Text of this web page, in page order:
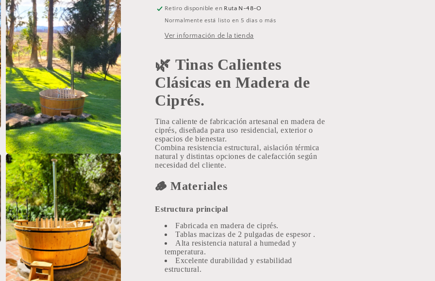
Abrir
elemento
multimedia
5
en
una
ventana
modal
de
Ciprés.
de
Ciprés.
Retiro disponible en Ruta N-48-O
Normalmente está listo en 5 días o más
Ver información de la tienda
🌿Tinas Calientes
Clásicas en Madera de
Ciprés.
Tina caliente de fabricación artesanal en madera de
ciprés, diseñada para uso residencial, exterior o
espacios de bienestar.
Combina resistencia estructural, aislación térmica
natural y distintas opciones de calefacción según
necesidad del cliente.
🪵Materiales
Estructura principal
Fabricada en madera de ciprés.
Tablas macizas de 2 pulgadas de espesor.
Alta resistencia natural a humedad y
temperatura.
Excelente durabilidad y estabilidad
estructural.